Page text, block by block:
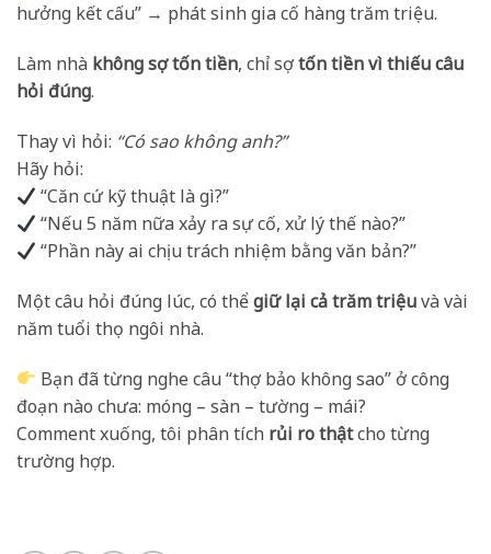
hưởng kết cấu” → phát sinh gia cố hàng trăm triệu.
Làm nhà không sợ tốn tiền, chỉ sợtốn tiền vì thiếu câu
hỏi đúng.
Thay vì hỏi: “Có sao không anh?”
Hãy hỏi:
“Căn cứ kỹ thuật là gì?”
“Nếu 5 năm nữa xảy ra sự cố, xử lý thế nào?”
“Phần này ai chịu trách nhiệm bằng văn bản?”
Một câu hỏi đúng lúc, có thểgiữ lại cả trăm triệuvà vài
năm tuổi thọ ngôi nhà.
Bạn đã từng nghe câu “thợ bảo không sao” ở công
đoạn nào chưa: móng – sàn – tường – mái?
Comment xuống, tôi phân tích rủi ro thậtcho từng
trường hợp.